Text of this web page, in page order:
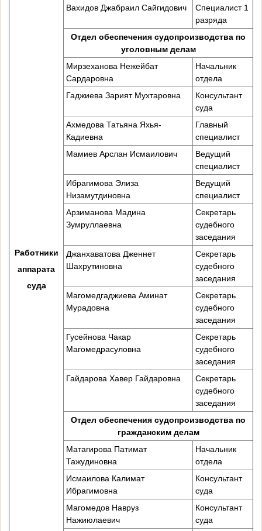
Работники
аппарата
суда
Вахидов Джабраил Сайгидович
Специалист 1
разряда
Отдел обеспечения судопроизводства по
уголовным делам
Мирзеханова Нежейбат
Сардаровна
Начальник
отдела
Гаджиева Зарият Мухтаровна
Консультант
суда
Ахмедова Татьяна Яхья-
Кадиевна
Главный
специалист
Мамиев Арслан Исмаилович
Ведущий
специалист
Ибрагимова Элиза
Низамутдиновна
Ведущий
специалист
Арзиманова Мадина
Зумруллаевна
Секретарь
судебного
заседания
Джанхаватова Дженнет
Шахрутиновна
Секретарь
судебного
заседания
Магомедгаджиева Аминат
Мурадовна
Секретарь
судебного
заседания
Гусейнова Чакар
Магомедрасуловна
Секретарь
судебного
заседания
Гайдарова Хавер Гайдаровна
Секретарь
судебного
заседания
Отдел обеспечения судопроизводства по
гражданским делам
Матагирова Патимат
Тажудиновна
Начальник
отдела
Исмаилова Калимат
Ибрагимовна
Консультант
суда
Магомедов Навруз
Нажиюлаевич
Консультант
суда